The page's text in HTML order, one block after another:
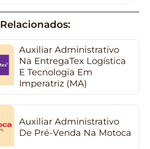
Relacionados:
Auxiliar Administrativo
Na EntregaTex Logística
E Tecnologia Em
Imperatriz (MA)
Auxiliar Administrativo
De Pré-Venda Na Motoca